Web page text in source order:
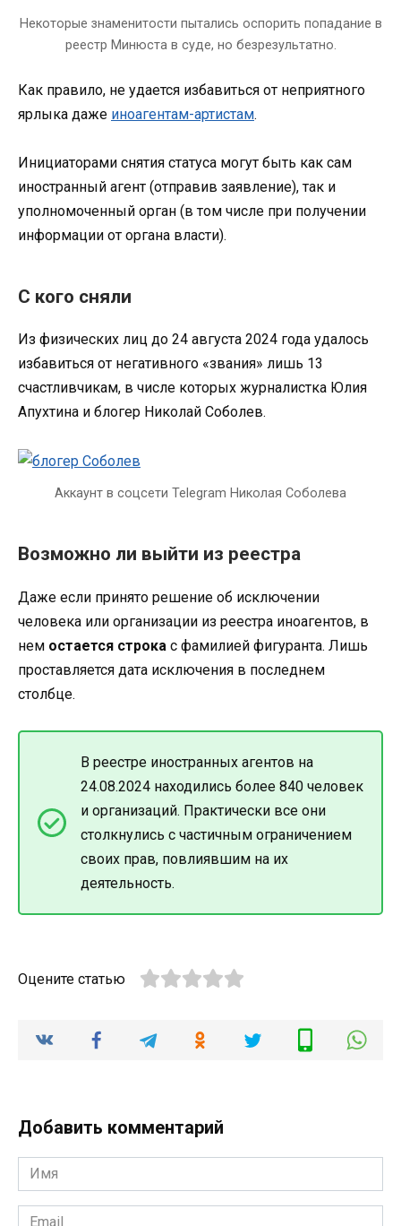
Некоторые знаменитости пытались оспорить попадание в
реестр Минюста в суде, но безрезультатно.
Как правило, не удается избавиться от неприятного
ярлыка даже иноагентам-артистам.
Инициаторами снятия статуса могут быть как сам
иностранный агент (отправив заявление), так и
уполномоченный орган (в том числе при получении
информации от органа власти).
С кого сняли
Из физических лиц до 24 августа 2024 года удалось
избавиться от негативного «звания» лишь 13
счастливчикам, в числе которых журналистка Юлия
Апухтина и блогер Николай Соболев.
Аккаунт в соцсети Telegram Николая Соболева
Возможно ли выйти из реестра
Даже если принято решение об исключении
человека или организации из реестра иноагентов, в
нем остается строка с фамилией фигуранта. Лишь
проставляется дата исключения в последнем
столбце.
В реестре иностранных агентов на
24.08.2024 находились более 840 человек
и организаций. Практически все они
столкнулись с частичным ограничением
своих прав, повлиявшим на их
деятельность.
Оцените статью
Добавить комментарий
Имя
*
Email